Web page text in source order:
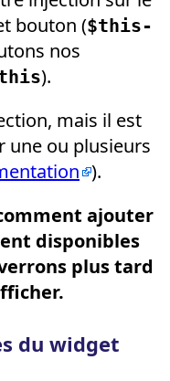
bouton ($this-
nos
).
mais il est
une ou plusieurs
).
ajouter
disponibles
plus tard
du widget